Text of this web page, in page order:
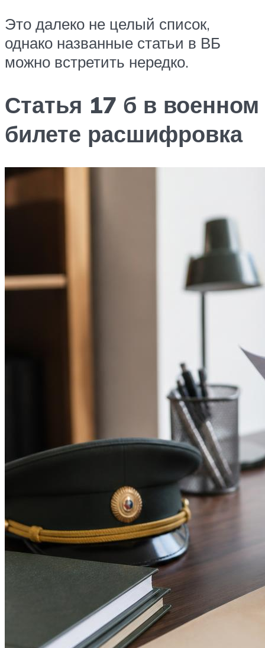
Это далеко не целый список,
однако названные статьи в ВБ
можно встретить нередко.
Статья 17 б в военном
билете расшифровка